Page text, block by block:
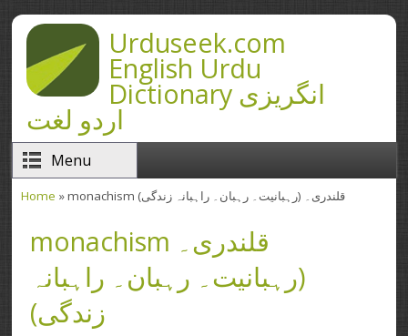
Skip to main contentUrduseek.com
English Urdu
Dictionary انگریزی
اردو لغت
Menu
Home » monachism قلندری۔ (رہبانیت۔ رہبان۔ راہبانہ زندگی)
monachism قلندری۔
(رہبانیت۔ رہبان۔ راہبانہ
زندگی)